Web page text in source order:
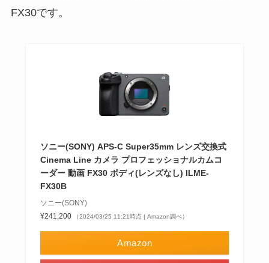
FX30です。
ソニー(SONY) APS-C Super35mm レンズ交換式
Cinema Line カメラ プロフェッショナルカムコ
ーダー 動画 FX30 ボディ(レンズなし) ILME-
FX30B
ソニー(SONY)
¥241,200
（2024/03/25 11:21時点 | Amazon調べ）
Amazon